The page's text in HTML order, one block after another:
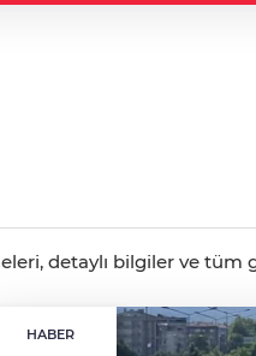
detaylı bilgiler ve
HABER